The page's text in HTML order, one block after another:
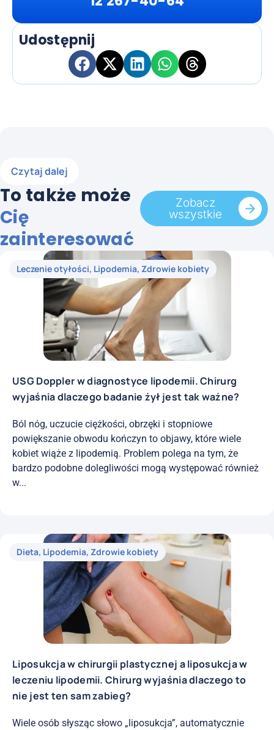
Udostępnij
Czytaj dalej
To także może
Cię
zainteresować
Zobacz
wszystkie
Leczenie otyłości, Lipodemia, Zdrowie kobiety
USG Doppler w diagnostyce lipodemii. Chirurg
wyjaśnia dlaczego badanie żył jest tak ważne?
Ból nóg, uczucie ciężkości, obrzęki i stopniowe
powiększanie obwodu kończyn to objawy, które wiele
kobiet wiąże z lipodemią. Problem polega na tym, że
bardzo podobne dolegliwości mogą występować również
w...
Dieta, Lipodemia, Zdrowie kobiety
Liposukcja w chirurgii plastycznej a liposukcja w
leczeniu lipodemii. Chirurg wyjaśnia dlaczego to
nie jest ten sam zabieg?
Wiele osób słysząc słowo „liposukcja”, automatycznie